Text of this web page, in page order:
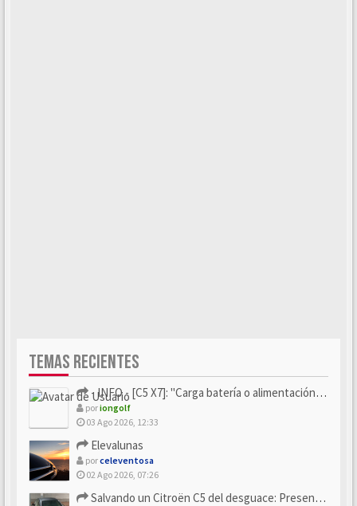
TEMAS RECIENTES
- INFO - [C5 X7]: "Carga batería o alimentación eléctri...
poriongolf
03 Ago 2026, 12:33
Elevalunas
porceleventosa
02 Ago 2026, 07:26
Salvando un Citroën C5 del desguace: Presentación y seguimiento